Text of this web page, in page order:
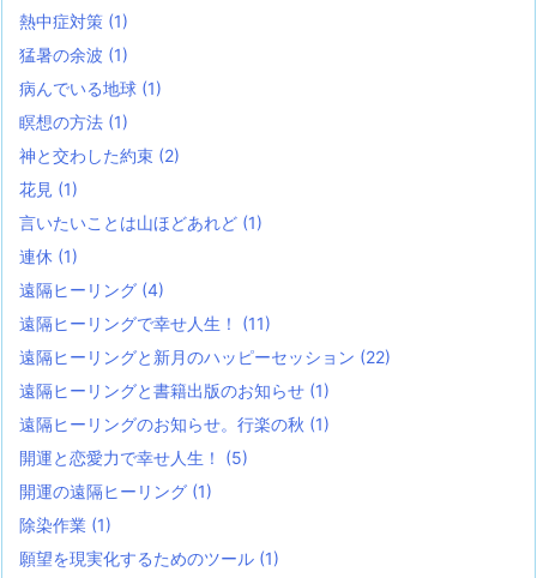
熱中症対策 (1)
猛暑の余波 (1)
病んでいる地球 (1)
瞑想の方法 (1)
神と交わした約束 (2)
花見 (1)
言いたいことは山ほどあれど (1)
連休 (1)
遠隔ヒーリング (4)
遠隔ヒーリングで幸せ人生！ (11)
遠隔ヒーリングと新月のハッピーセッション (22)
遠隔ヒーリングと書籍出版のお知らせ (1)
遠隔ヒーリングのお知らせ。行楽の秋 (1)
開運と恋愛力で幸せ人生！ (5)
開運の遠隔ヒーリング (1)
除染作業 (1)
願望を現実化するためのツール (1)